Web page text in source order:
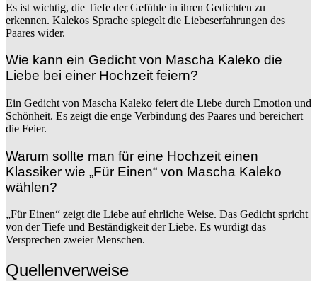
Es ist wichtig, die Tiefe der Gefühle in ihren Gedichten zu
erkennen. Kalekos Sprache spiegelt die Liebeserfahrungen des
Paares wider.
Wie kann ein Gedicht von Mascha Kaleko die
Liebe bei einer Hochzeit feiern?
Ein Gedicht von Mascha Kaleko feiert die Liebe durch Emotion und
Schönheit. Es zeigt die enge Verbindung des Paares und bereichert
die Feier.
Warum sollte man für eine Hochzeit einen
Klassiker wie „Für Einen“ von Mascha Kaleko
wählen?
„Für Einen“ zeigt die Liebe auf ehrliche Weise. Das Gedicht spricht
von der Tiefe und Beständigkeit der Liebe. Es würdigt das
Versprechen zweier Menschen.
Quellenverweise